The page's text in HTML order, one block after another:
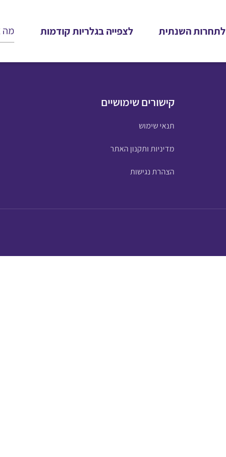
לתחרות השנתית לצפייה בגלריות קודמות
קישורים שימושיים
תנאי שימוש
מדיניות ותקנון האתר
הצהרת נגישות